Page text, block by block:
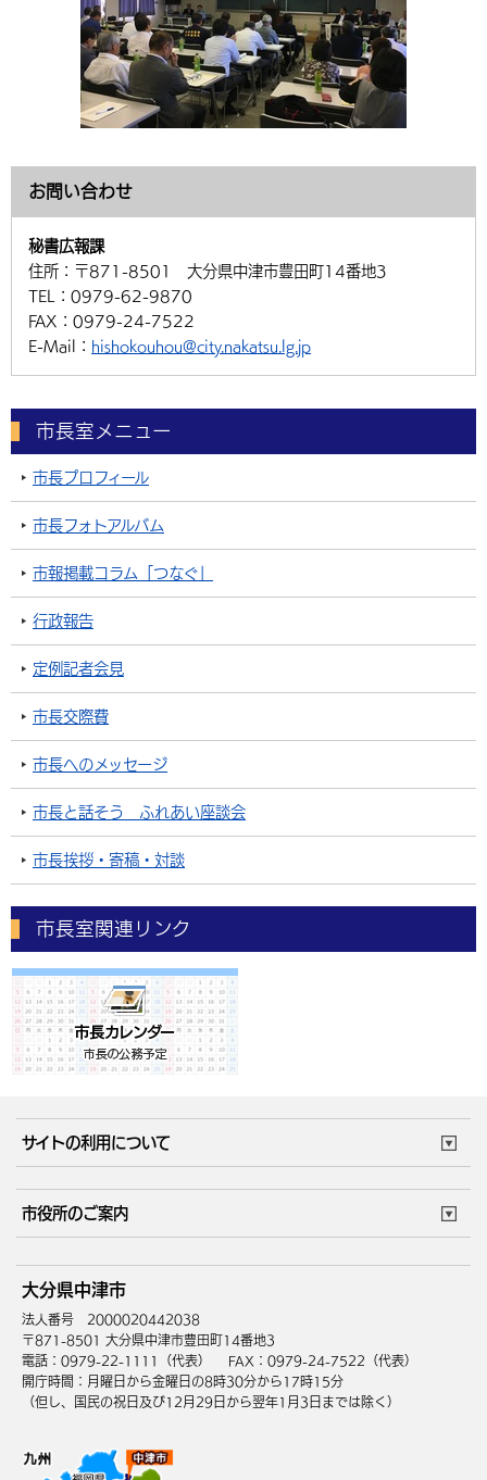
お問い合わせ
秘書広報課
住所： 〒871-8501 大分県中津市豊田町14番地3
TEL： 0979-62-9870
FAX： 0979-24-7522
E-Mail： hishokouhou@city.nakatsu.lg.jp
市長室メニュー
市長プロフィール
市長フォトアルバム
市報掲載コラム「つなぐ」
行政報告
定例記者会見
市長交際費
市長へのメッセージ
市長と話そう ふれあい座談会
市長挨拶・寄稿・対談
市長室関連リンク
サイトの利用について
サイトマップ
市役所のご案内
庁舎地図 組織案内
中津市へのアクセス
大分県中津市
法人番号 2000020442038
〒871-8501 大分県中津市豊田町14番地3
電話：0979-22-1111（代表）
FAX：0979-24-7522（代表）
開庁時間：月曜日から金曜日の8時30分から17時15分
（但し、国民の祝日及び12月29日から翌年1月3日までは除く）